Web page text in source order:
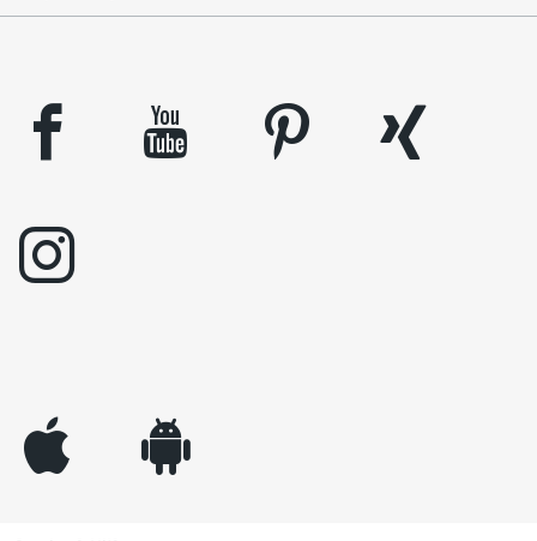
facebook youtube pinterest
xing
instagram
appleinc android